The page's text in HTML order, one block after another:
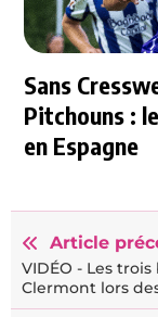
Sans
Pitchouns :
en Espagne
Article
VIDÉO - Les
Clermont lors